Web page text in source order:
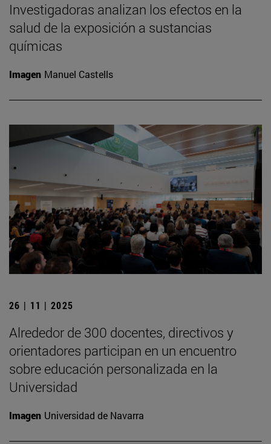
Investigadoras analizan los efectos en la
salud de la exposición a sustancias
químicas
Imagen Manuel Castells
26 | 11 | 2025
Alrededor de 300 docentes, directivos y
orientadores participan en un encuentro
sobre educación personalizada en la
Universidad
Imagen Universidad de Navarra